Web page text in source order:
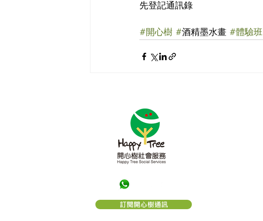
先登記通訊錄
#開心樹 #酒精墨水畫 #體驗班
訂閱開心樹通訊